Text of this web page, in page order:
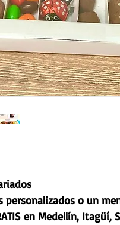
personalizados o un
en Medellín, Itagüí,